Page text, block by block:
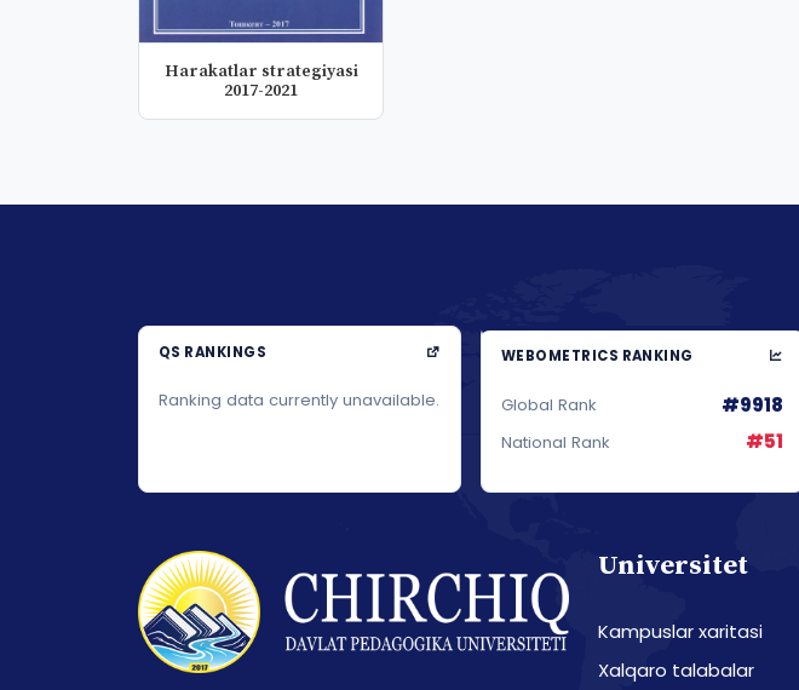
Harakatlar strategiyasi
2017-2021
QS RANKINGS
Ranking data currently unavailable.
WEBOMETRICS RANKING
Global Rank #9918
National Rank #51
Universitet
Kampuslar xaritasi
Xalqaro talabalar